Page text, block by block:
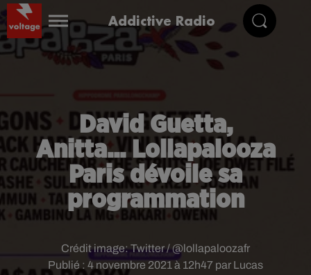
Addictive Radio
David Guetta,
Anitta... Lollapalooza
Paris dévoile sa
programmation
Publié : 4 novembre 2021 à 12h47 par Lucas
Crédit image:Twitter / @lollapaloozafr